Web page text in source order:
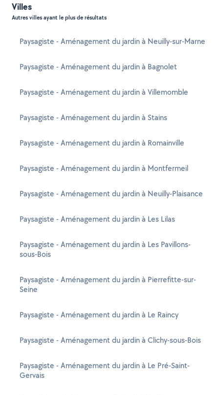
Villes
Autres villes ayant le plus de résultats
Paysagiste - Aménagement du jardin à Neuilly-sur-Marne
Paysagiste - Aménagement du jardin à Bagnolet
Paysagiste - Aménagement du jardin à Villemomble
Paysagiste - Aménagement du jardin à Stains
Paysagiste - Aménagement du jardin à Romainville
Paysagiste - Aménagement du jardin à Montfermeil
Paysagiste - Aménagement du jardin à Neuilly-Plaisance
Paysagiste - Aménagement du jardin à Les Lilas
Paysagiste - Aménagement du jardin à Les Pavillons-
sous-Bois
Paysagiste - Aménagement du jardin à Pierrefitte-sur-
Seine
Paysagiste - Aménagement du jardin à Le Raincy
Paysagiste - Aménagement du jardin à Clichy-sous-Bois
Paysagiste - Aménagement du jardin à Le Pré-Saint-
Gervais